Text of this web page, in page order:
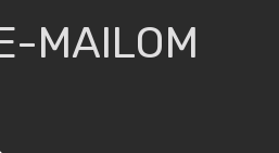
MAILOM